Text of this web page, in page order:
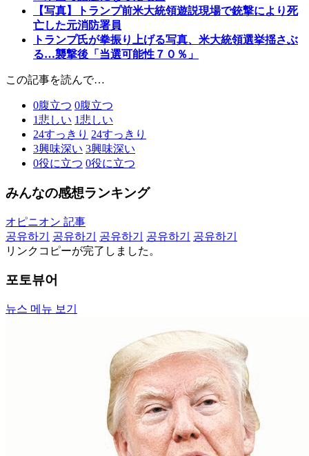
【写真】トランプ前米大統領遊説現場で銃撃により死
亡した元消防署員
トランプ氏が拳振り上げる写真、米大統領選挙揺さぶ
る…襲撃後「当選可能性７０％」
この記事を読んで…
0腹立つ 0腹立つ
1悲しい 1悲しい
24すっきり 24すっきり
3興味深い 3興味深い
0役に立つ 0役に立つ
みんなの感想ランキング
オピニオン 記事
공유하기
공유하기 공유하기 공유하기
공유하기
リンクコピーが完了しました。
포토뷰어
뉴스 메뉴 보기